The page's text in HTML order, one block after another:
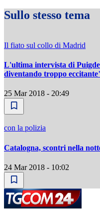
Sullo stesso tema
Il fiato sul collo di Madrid
L'ultima intervista di
diventando troppo
25 Mar 2018 - 20:49
con la polizia
Catalogna, scontri nella
24 Mar 2018 - 10:02